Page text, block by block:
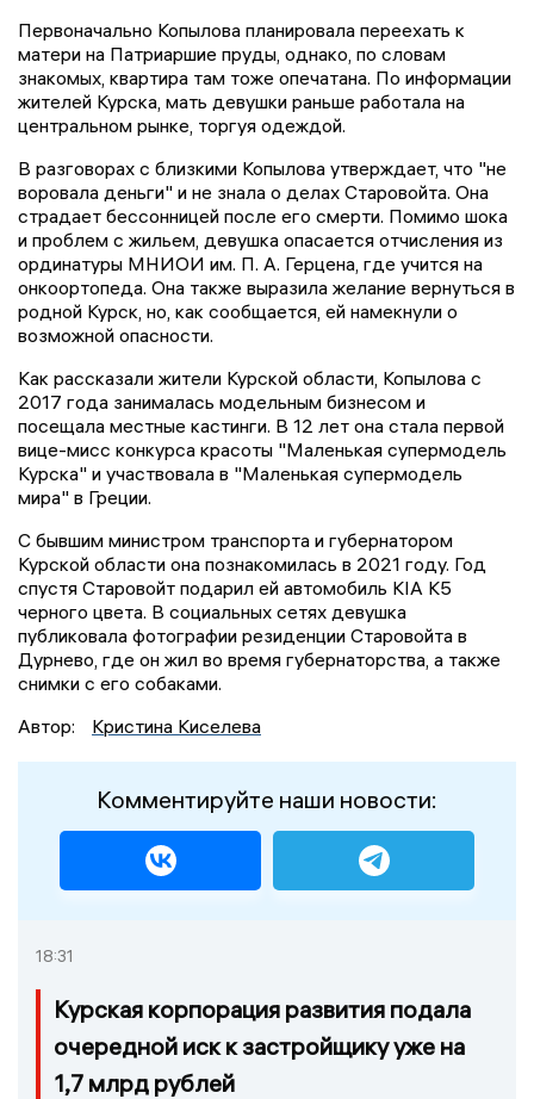
Первоначально Копылова планировала переехать к
матери на Патриаршие пруды, однако, по словам
знакомых, квартира там тоже опечатана. По информации
жителей Курска, мать девушки раньше работала на
центральном рынке, торгуя одеждой.
В разговорах с близкими Копылова утверждает, что "не
воровала деньги" и не знала о делах Старовойта. Она
страдает бессонницей после его смерти. Помимо шока
и проблем с жильем, девушка опасается отчисления из
ординатуры МНИОИ им. П. А. Герцена, где учится на
онкоортопеда. Она также выразила желание вернуться в
родной Курск, но, как сообщается, ей намекнули о
возможной опасности.
Как рассказали жители Курской области, Копылова с
2017 года занималась модельным бизнесом и
посещала местные кастинги. В 12 лет она стала первой
вице-мисс конкурса красоты "Маленькая супермодель
Курска" и участвовала в "Маленькая супермодель
мира" в Греции.
С бывшим министром транспорта и губернатором
Курской области она познакомилась в 2021 году. Год
спустя Старовойт подарил ей автомобиль KIA K5
черного цвета. В социальных сетях девушка
публиковала фотографии резиденции Старовойта в
Дурнево, где он жил во время губернаторства, а также
снимки с его собаками.
Автор:
Кристина Киселева
Комментируйте наши новости:
18:31
Курская корпорация развития подала
очередной иск к застройщику уже на
1,7 млрд рублей